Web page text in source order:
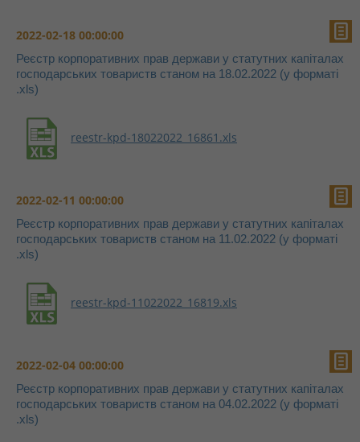
2022-02-18 00:00:00
Реєстр корпоративних прав держави у статутних капіталах
господарських товариств станом на 18.02.2022 (у форматі
.xls)
reestr-kpd-18022022_16861.xls
2022-02-11 00:00:00
Реєстр корпоративних прав держави у статутних капіталах
господарських товариств станом на 11.02.2022 (у форматі
.xls)
reestr-kpd-11022022_16819.xls
2022-02-04 00:00:00
Реєстр корпоративних прав держави у статутних капіталах
господарських товариств станом на 04.02.2022 (у форматі
.xls)